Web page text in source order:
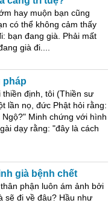
hay muộn bạn cũng
có thể không cảm thấy
bạn đang già. Phải mất
già đi....
pháp
định, tôi (Thiền sư
lần nọ, đức Phật hỏi rằng:
Minh chứng với hình
dạy rằng: "đây là cách
già bệnh chết
phận luôn ám ảnh bởi
sẽ đi về đâu? Hầu như